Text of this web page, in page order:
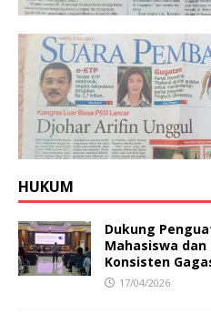
HUKUM
Dukung
Mahasiswa dan
Konsisten
17/04/2026